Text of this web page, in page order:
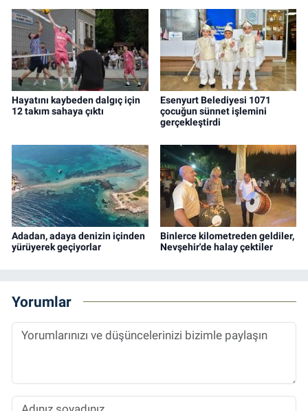
Hayatını kaybeden dalgıç için
12 takım sahaya çıktı
Esenyurt Belediyesi 1071
çocuğun sünnet işlemini
gerçekleştirdi
Adadan, adaya denizin içinden
yürüyerek geçiyorlar
Binlerce kilometreden geldiler,
Nevşehir'de halay çektiler
Yorumlar